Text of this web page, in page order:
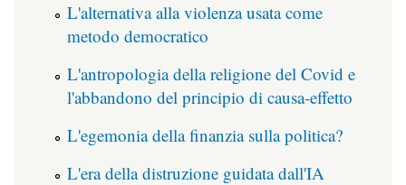
L'alternativa alla violenza usata come
metodo democratico
L'antropologia della religione del Covid e
l'abbandono del principio di causa-effetto
L'egemonia della finanzia sulla politica?
L'era della distruzione guidata dall'IA